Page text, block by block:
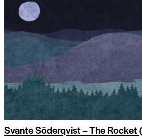
Svante Söderqvist – The Rocket